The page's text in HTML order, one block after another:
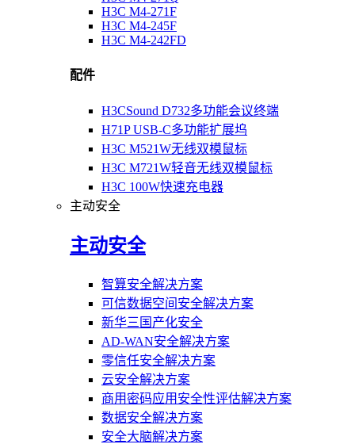
H3C M4-271F
H3C M4-245F
H3C M4-242FD
配件
H3CSound D732多功能会议终端
H71P USB-C多功能扩展坞
H3C M521W无线双模鼠标
H3C M721W轻音无线双模鼠标
H3C 100W快速充电器
主动安全
主动安全
智算安全解决方案
可信数据空间安全解决方案
新华三国产化安全
AD-WAN安全解决方案
零信任安全解决方案
云安全解决方案
商用密码应用安全性评估解决方案
数据安全解决方案
安全大脑解决方案